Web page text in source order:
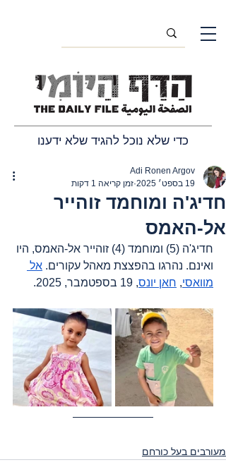
כדי שלא נוכל להגיד שלא ידענו
חדיג'ה ומוחמד זוהייר
אל-האמס
Adi Ronen Argov
19 בספט׳ 2025
זמן קריאה 1 דקות
חדיג'ה (5) ומוחמד (4) זוהייר אל-האמס, היו
ואינם. נהרגו בהפצצת מאהל עקורים. אל
מוואסי, חאן יונס, 19 בספטמבר, 2025.
מעורבים בעל כורחם